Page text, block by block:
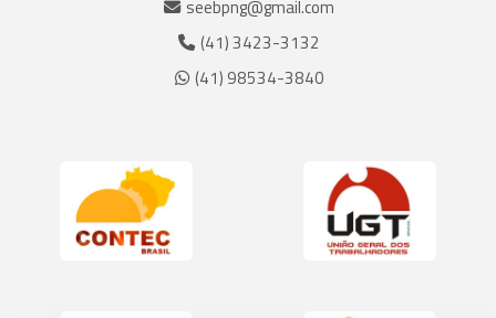
seebpng@gmail.com
(41) 3423-3132
(41) 98534-3840